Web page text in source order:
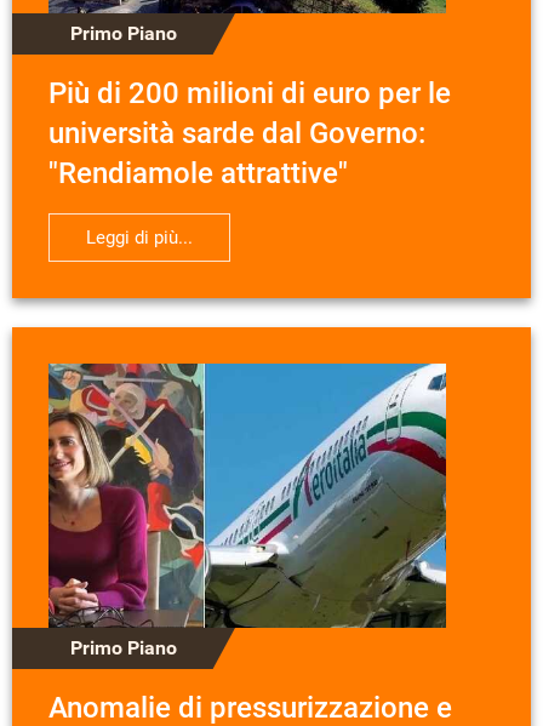
Primo Piano
Più di 200 milioni di euro per le
università sarde dal Governo:
"Rendiamole attrattive"
Leggi di più...
Primo Piano
Anomalie di pressurizzazione e